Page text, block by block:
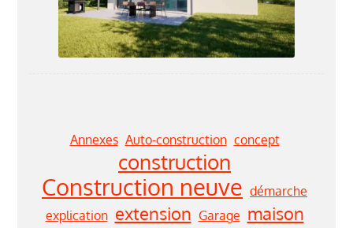
Annexes Auto-construction concept
construction
Construction neuve démarche
explication extension Garage maison